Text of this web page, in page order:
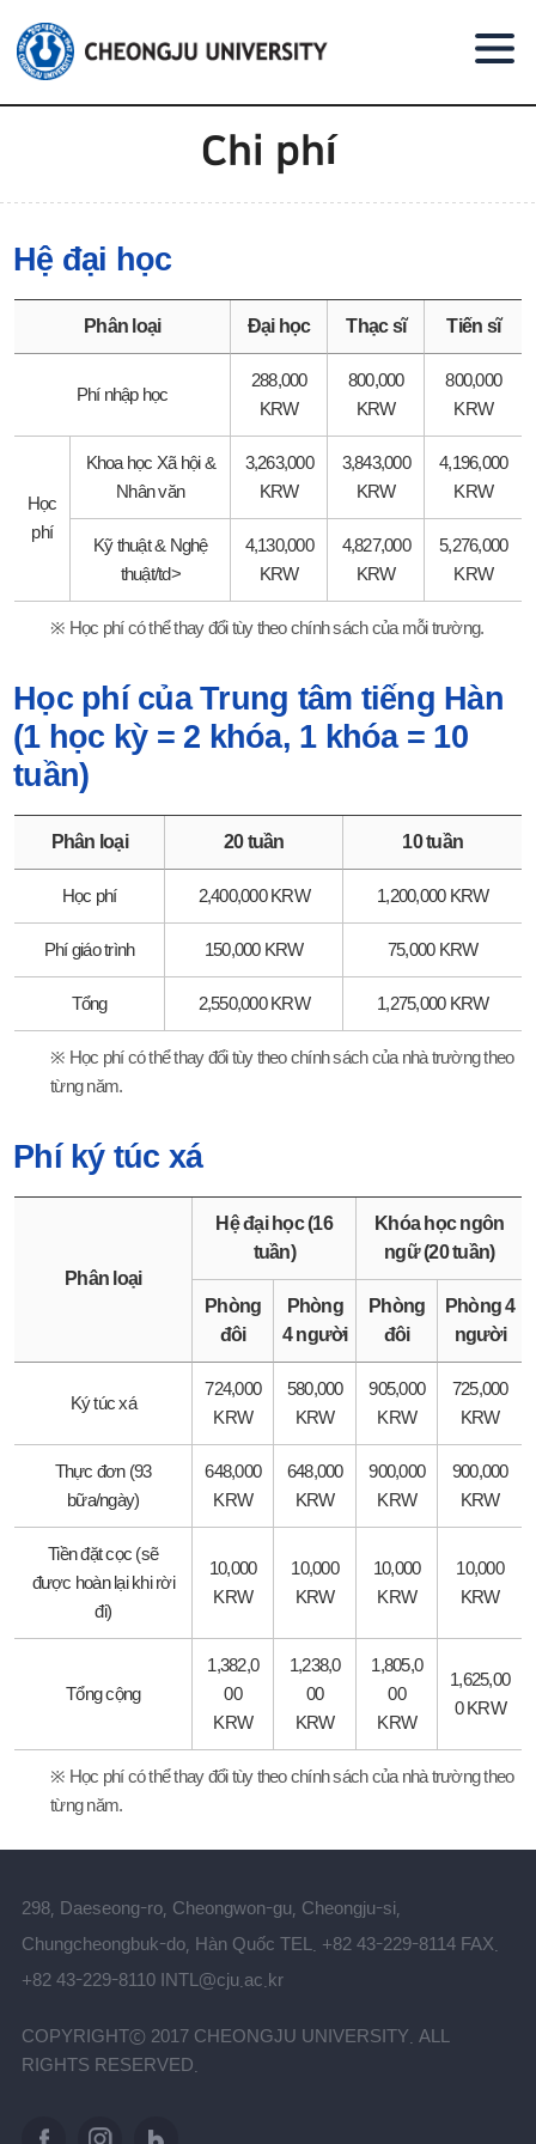
Chi phí
Hệ đại học
Phân loại Đại học Thạc sĩ Tiến sĩ
Phí nhập học
288,000
KRW
800,000
KRW
800,000
KRW
Học
phí
Khoa học Xã hội &
Nhân văn
3,263,000
KRW
3,843,000
KRW
4,196,000
KRW
Kỹ thuật & Nghệ
thuật/td>
4,130,000
KRW
4,827,000
KRW
5,276,000
KRW
※ Học phí có thể thay đổi tùy theo chính sách của mỗi trường.
Học phí của Trung tâm tiếng Hàn
(1 học kỳ = 2 khóa, 1 khóa = 10
tuần)
Phân loại 20 tuần 10 tuần
Học phí 2,400,000 KRW 1,200,000 KRW
Phí giáo trình 150,000 KRW 75,000 KRW
Tổng 2,550,000 KRW 1,275,000 KRW
※ Học phí có thể thay đổi tùy theo chính sách của nhà trường theo
từng năm.
Phí ký túc xá
Phân loại
Hệ đại học (16
tuần)
Khóa học ngôn
ngữ (20 tuần)
Phòng
đôi
Phòng
4 người
Phòng
đôi
Phòng 4
người
Ký túc xá
724,000
KRW
580,000
KRW
905,000
KRW
725,000
KRW
Thực đơn (93
bữa/ngày)
648,000
KRW
648,000
KRW
900,000
KRW
900,000
KRW
Tiền đặt cọc (sẽ
được hoàn lại khi rời
đi)
10,000
KRW
10,000
KRW
10,000
KRW
10,000
KRW
Tổng cộng
1,382,0
00
KRW
1,238,0
00
KRW
1,805,0
00
KRW
1,625,00
0 KRW
※ Học phí có thể thay đổi tùy theo chính sách của nhà trường theo
từng năm.
298, Daeseong-ro, Cheongwon-gu, Cheongju-si,
Chungcheongbuk-do, Hàn Quốc TEL. +82 43-229-8114 FAX.
+82 43-229-8110 INTL@cju.ac.kr
COPYRIGHTⓒ 2017 CHEONGJU UNIVERSITY. ALL
RIGHTS RESERVED.